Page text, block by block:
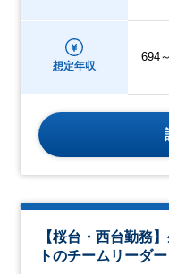
想定年収
694
【桜台・西台勤務
トのチームリーダー